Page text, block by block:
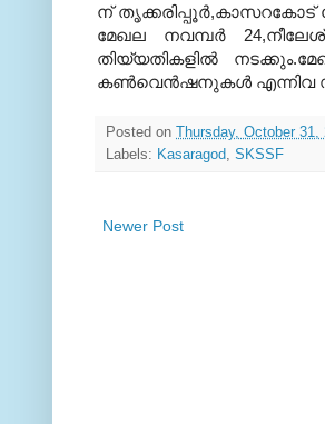
ന് തൃക്കരിപ്പൂര്‍,കാസറകോട്
മേഖല നവമ്പര്‍
തിയ്യതികളില്‍
കണ്‍വെന്‍ഷനുകള്‍ എന്നിവ
Posted on Thursday, October 31,
Labels: Kasaragod SKSSF
Newer Post